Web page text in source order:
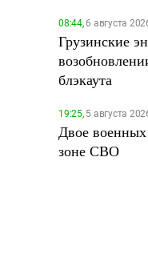
08:44,6 августа
Грузинские
блэкаута
19:25,5 августа
Двое военных
зоне СВО